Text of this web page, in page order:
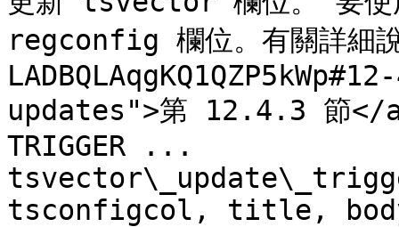
regconfig 欄位。有關詳
updates">第 12.4.3 節</
TRIGGER ...
tsconfigcol, title,